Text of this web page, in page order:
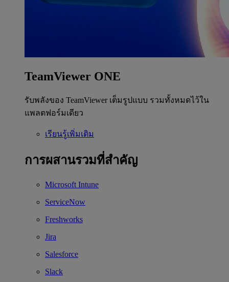
TeamViewer ONE
รับพลังของ TeamViewer เต็มรูปแบบ รวมทั้งหมดไว้ใน
แพลตฟอร์มเดียว
เรียนรู้เพิ่มเติม
การผสานรวมที่สำคัญ
Microsoft Intune
ServiceNow
Freshworks
Jira
Salesforce
Slack